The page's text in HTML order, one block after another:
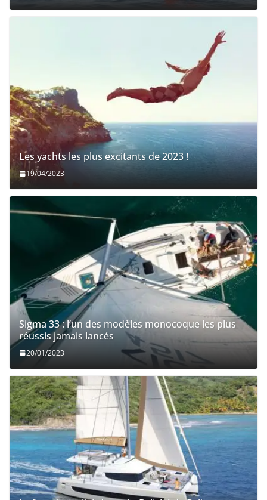
Les yachts les plus excitants de 2023 !
19/04/2023
Sigma 33 : l’un des modèles monocoque les plus
réussis jamais lancés
20/01/2023